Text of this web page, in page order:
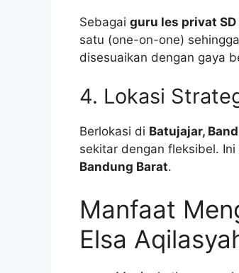
Sebagai guru les privat
satu (one-on-one)
disesuaikan dengan gaya
4. Lokasi
Berlokasi di Batujajar,
sekitar dengan fleksibel.
Bandung Barat.
Manfaat
Elsa